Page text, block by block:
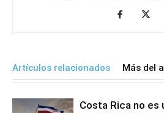
Artículos relacionados Más del
Costa Rica no es